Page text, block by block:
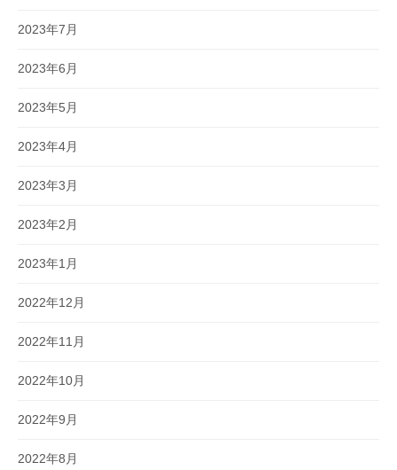
2023年7月
2023年6月
2023年5月
2023年4月
2023年3月
2023年2月
2023年1月
2022年12月
2022年11月
2022年10月
2022年9月
2022年8月